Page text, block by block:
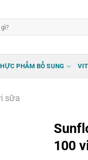
PHẨM BỔ SUNG
sữa
100